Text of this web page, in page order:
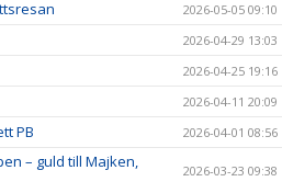
2026-05-05 09:10
2026-04-29 13:03
2026-04-25 19:16
2026-04-11 20:09
PB 2026-04-01 08:56
– guld till Majken,
2026-03-23 09:38